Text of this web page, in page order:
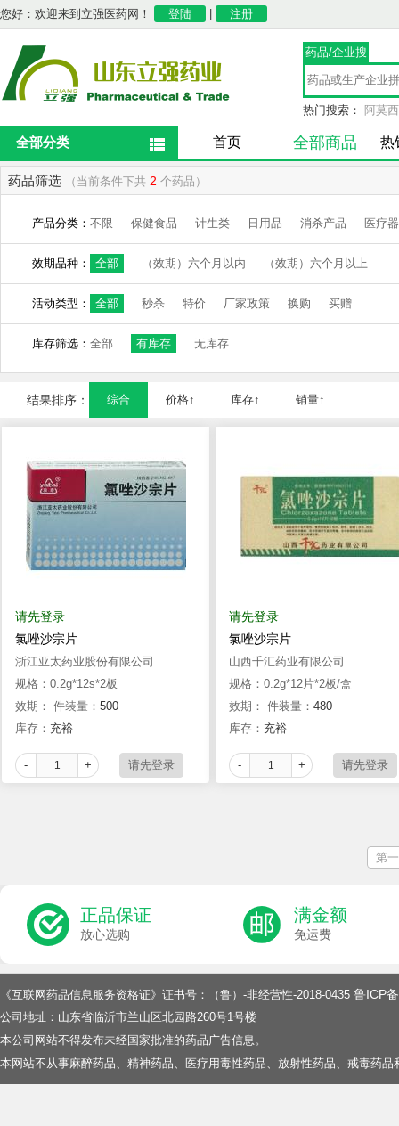
您好：欢迎来到立强医药网！ 登陆 注册
药品/企业搜
索
热门搜索： 阿莫
全部分类 首页 全部商品 热
药品筛选 （当前条件下共 2 个药品）
产品分类： 不限 保健食品 计生类 日用品 消杀产品 医疗
效期品种： 全部 （效期）六个月以内 （效期）六个月以上
活动类型： 全部 秒杀 特价 厂家政策 换购 买赠
库存筛选： 全部 有库存 无库存
结果排序： 综合 价格↑ 库存↑ 销量↑
请先登录
氯唑沙宗片
浙江亚太药业股份有限公司
规格：0.2g*12s*2板
效期： 件装量： 500
库存： 充裕
- +
请先登录
氯唑沙宗片
山西千汇药业有限公司
规格：0.2g*12片*2板/盒
效期： 件装量： 480
库存： 充裕
- +
第
正品保证
放心选购
满金额
免运费
《互联网药品信息服务资格证》证书号：（鲁）-非经营性-2018-0435 鲁ICP
公司地址：山东省临沂市兰山区北园路260号1号楼
本公司网站不得发布未经国家批准的药品广告信息。
本网站不从事麻醉药品、精神药品、医疗用毒性药品、放射性药品、戒毒药